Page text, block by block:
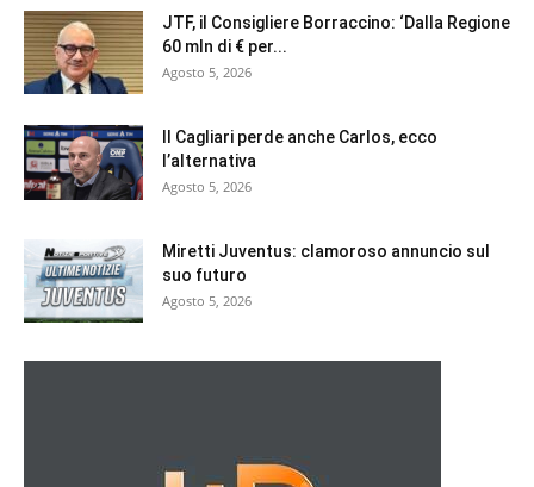
JTF, il Consigliere Borraccino: ‘Dalla Regione
60 mln di € per...
Agosto 5, 2026
Il Cagliari perde anche Carlos, ecco
l’alternativa
Agosto 5, 2026
Miretti Juventus: clamoroso annuncio sul
suo futuro
Agosto 5, 2026